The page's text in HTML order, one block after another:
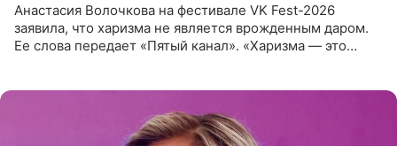
Анастасия Волочкова на фестивале VK Fest-2026
заявила, что харизма не является врожденным даром.
Ее слова передает «Пятый канал». «Харизма — это